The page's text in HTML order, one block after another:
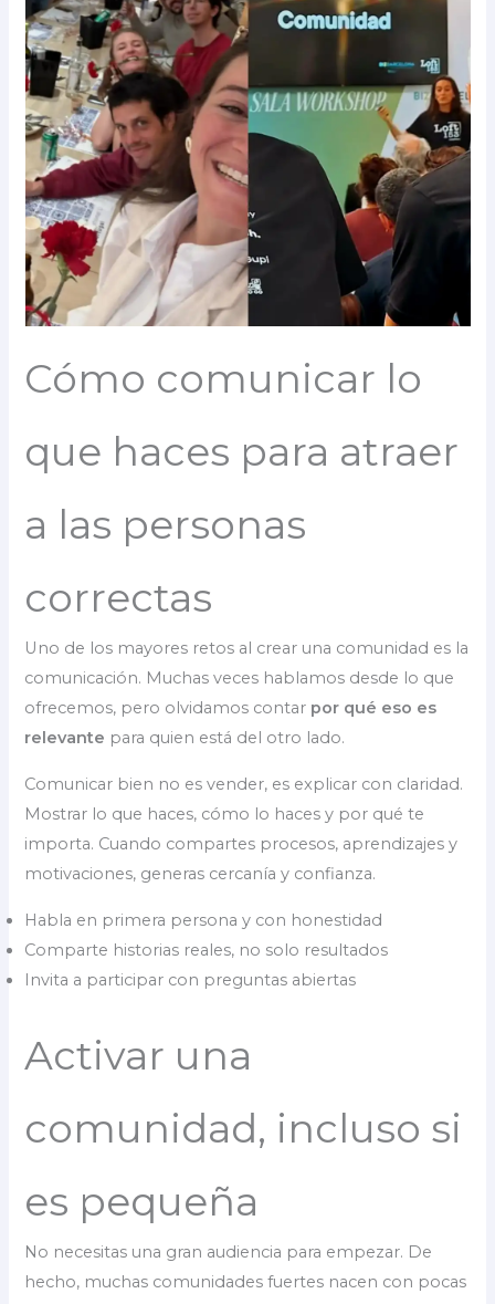
Cómo comunicar lo
que haces para atraer
a las personas
correctas
Uno de los mayores retos al crear una comunidad es la
comunicación. Muchas veces hablamos desde lo que
ofrecemos, pero olvidamos contar por qué eso es
relevante para quien está del otro lado.
Comunicar bien no es vender, es explicar con claridad.
Mostrar lo que haces, cómo lo haces y por qué te
importa. Cuando compartes procesos, aprendizajes y
motivaciones, generas cercanía y confianza.
Habla en primera persona y con honestidad
Comparte historias reales, no solo resultados
Invita a participar con preguntas abiertas
Activar una
comunidad, incluso si
es pequeña
No necesitas una gran audiencia para empezar. De
hecho, muchas comunidades fuertes nacen con pocas